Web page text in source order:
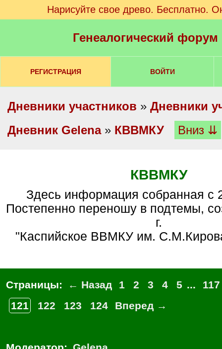
Нарисуйте свое древо. Бесплатно.
Генеалогический
РЕГИСТРАЦИЯ ВОЙТИ
Дневники участников » Дневники
Дневник Gelena» КВВМКУ Вниз ⇊
КВВМКУ
Здесь информация собранная с 2010-2013 гг.
Постепенно переношу в подтемы,
г.
"Каспийское ВВМКУ им.
Страницы: ← Назад 1 2 3 4 5 ...
117
121
122 123 124 Вперед →